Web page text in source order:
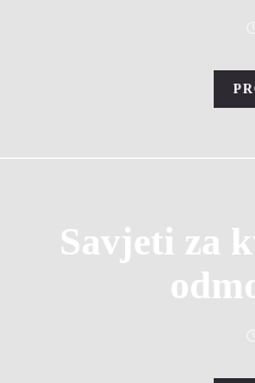
Savjeti za